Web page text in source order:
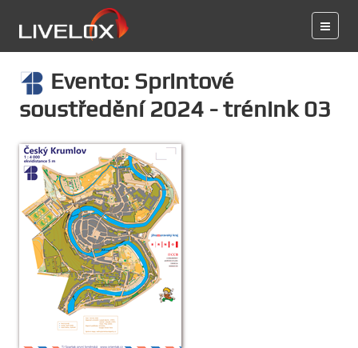
Evento: Sprintové
soustředění 2024 - trénink 03